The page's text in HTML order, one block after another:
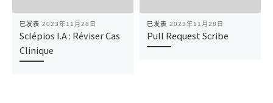
已发表 2023年11月28日
Sclépios I.A : Réviser Cas
Clinique
已发表 2023年11月28日
Pull Request Scribe